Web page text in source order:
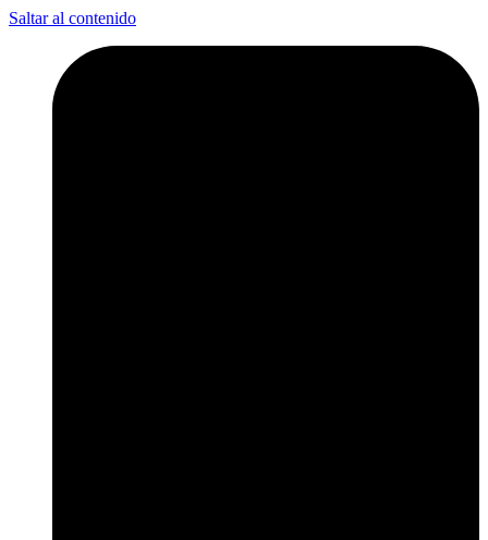
Saltar al contenido